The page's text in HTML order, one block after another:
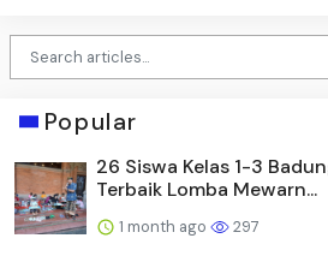
Popular
26 Siswa Kelas 1-3
Terbaik Lomba Mewarn...
1 month ago 297